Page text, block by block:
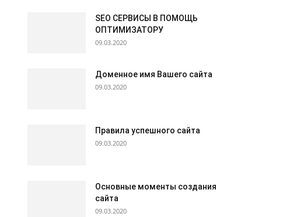
SEO СЕРВИСЫ В ПОМОЩЬ
ОПТИМИЗАТОРУ
09.03.2020
Доменное имя Вашего сайта
09.03.2020
Правила успешного сайта
09.03.2020
Основные моменты создания
сайта
09.03.2020